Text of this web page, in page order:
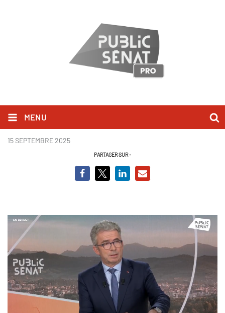
MENU
C. Gomart_BCVO.png
15 SEPTEMBRE 2025
PARTAGER SUR :